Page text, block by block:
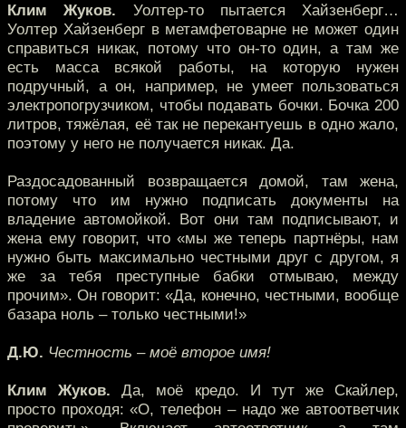
Клим Жуков. Уолтер-то пытается Хайзенберг…
Уолтер Хайзенберг в метамфетоварне не может один
справиться никак, потому что он-то один, а там же
есть масса всякой работы, на которую нужен
подручный, а он, например, не умеет пользоваться
электропогрузчиком, чтобы подавать бочки. Бочка 200
литров, тяжёлая, её так не перекантуешь в одно жало,
поэтому у него не получается никак. Да.
Раздосадованный возвращается домой, там жена,
потому что им нужно подписать документы на
владение автомойкой. Вот они там подписывают, и
жена ему говорит, что «мы же теперь партнёры, нам
нужно быть максимально честными друг с другом, я
же за тебя преступные бабки отмываю, между
прочим». Он говорит: «Да, конечно, честными, вообще
базара ноль – только честными!»
Д.Ю. Честность – моё второе имя!
Клим Жуков. Да, моё кредо. И тут же Скайлер,
просто проходя: «О, телефон – надо же автоответчик